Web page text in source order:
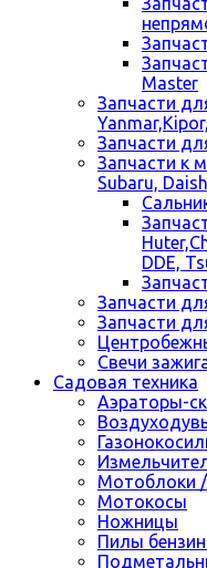
Master
Запчасти
Запчасти
Запчасти к
Subaru,
DDE,
Запчасти
Запчасти
Свечи
Садовая техника
Аэраторы-
Мотоблоки
Мотокосы
Ножницы
Пилы